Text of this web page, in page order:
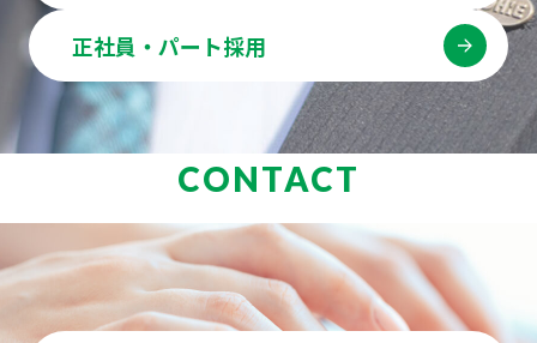
正社員・パート採用
CONTACT